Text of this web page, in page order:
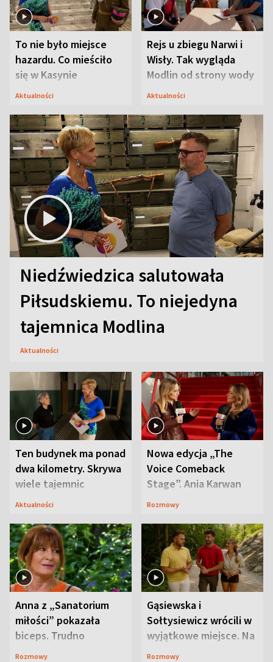
To nie było miejsce
hazardu. Co mieściło
się w Kasynie
Oficerskim?
Aktualności
Rejs u zbiegu Narwi i
Wisły. Tak wygląda
Modlin od strony wody
Aktualności
Niedźwiedzica salutowała
Piłsudskiemu. To niejedyna
tajemnica Modlina
Aktualności
Ten budynek ma ponad
dwa kilometry. Skrywa
wiele tajemnic
Aktualności
Nowa edycja „The
Voice Comeback
Stage”. Ania Karwan
zapowiada
Rozmowy
Anna z „Sanatorium
miłości” pokazała
biceps. Trudno
uwierzyć, co przeszła
Rozmowy
Gąsiewska i
Sołtysiewicz wrócili w
wyjątkowe miejsce. Na
szlaku czekał
Rozmowy